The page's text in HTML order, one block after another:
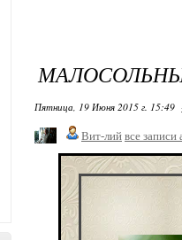
Пятница, 19 Июня 2015 г. 15:49
Вит-лий все записи